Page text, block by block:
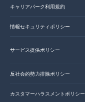
キャリアパーク利用規約
情報セキュリティポリシー
サービス提供ポリシー
反社会的勢力排除ポリシー
カスタマーハラスメントポリシー